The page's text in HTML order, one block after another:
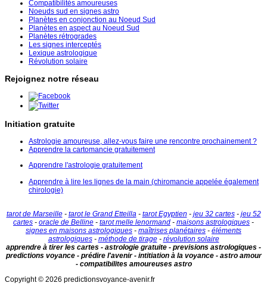
Compatibilités amoureuses
Noeuds sud en signes astro
Planètes en conjonction au Noeud Sud
Planètes en aspect au Noeud Sud
Planètes rétrogrades
Les signes interceptés
Lexique astrologique
Révolution solaire
Rejoignez notre réseau
Initiation gratuite
Astrologie amoureuse, allez-vous faire une rencontre prochainement ?
Apprendre la cartomancie gratuitement
Apprendre l'astrologie gratuitement
Apprendre à lire les lignes de la main (chiromancie appelée également
chirologie)
tarot de Marseille- tarot le Grand Etteilla- tarot Egyptien - jeu 32 cartes- jeu 52
cartes - oracle de Belline - tarot melle lenormand - maisons astrologiques -
signes en maisons astrologiques - maîtrises planétaires - éléments
astrologiques- méthode de tirage- révolution solaire
apprendre à tirer les cartes - astrologie gratuite - previsions astrologiques -
predictions voyance - prédire l'avenir - intitiation à la voyance - astro amour
- compatibilites amoureuses astro
Copyright © 2026 predictionsvoyance-avenir.fr